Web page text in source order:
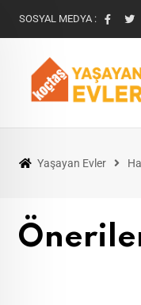
SOSYAL MEDYA :
Yaşayan Evler